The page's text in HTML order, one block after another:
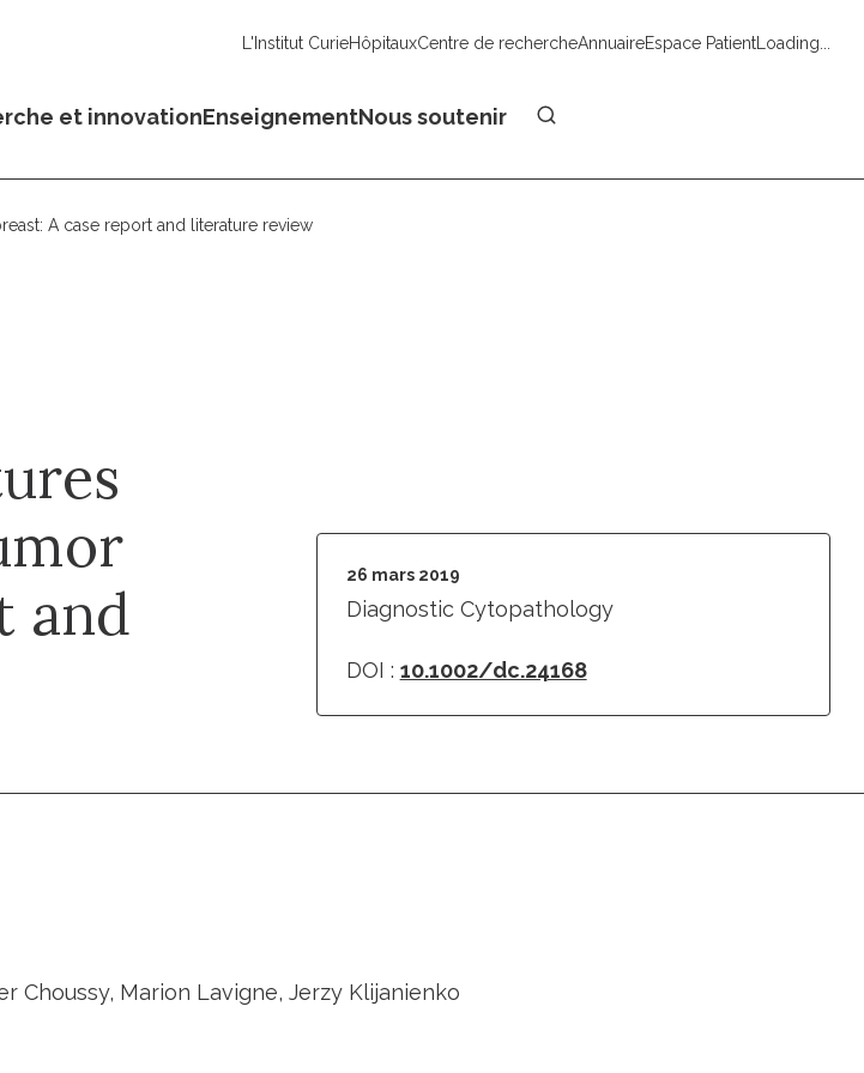
L'Institut CurieHôpitauxCentre de rechercheAnnuaireEspace PatientLoading...
et innovationEnseignementNous soutenir
A case report and literature review
and
26 mars 2019
Diagnostic Cytopathology
DOI : 10.1002/dc.24168
Choussy, Marion Lavigne, Jerzy Klijanienko